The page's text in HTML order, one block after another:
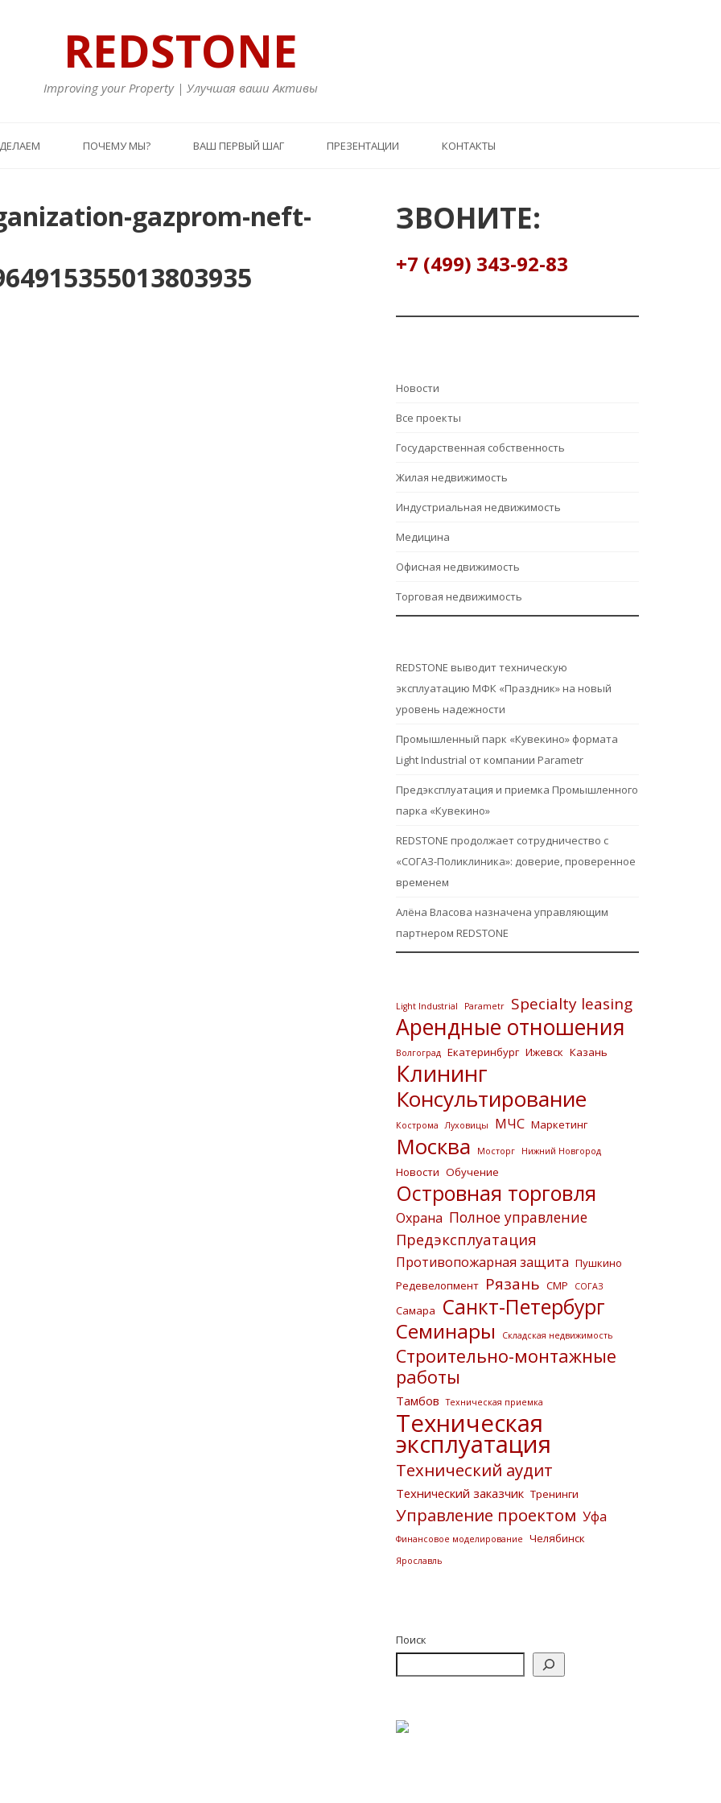
REDSTONE
Improving your Property | Улучшая ваши Активы
ПОЧЕМУ МЫ? ВАШ ПЕРВЫЙ ШАГ ПРЕЗЕНТАЦИИ КОНТАКТЫ
gazprom-neft-
ЗВОНИТЕ:
+7 (499) 343-92-83
Hовости
Все проекты
Государственная собственность
Жилая недвижимость
Индустриальная недвижимость
Медицина
Офисная недвижимость
Торговая недвижимость
REDSTONE выводит техническую
эксплуатацию МФК «Праздник» на новый
уровень надежности
Промышленный парк «Кувекино» формата
Light Industrial от компании Parametr
Предэксплуатация и приемка Промышленного
парка «Кувекино»
REDSTONE продолжает сотрудничество с
«СОГАЗ-Поликлиника»: доверие, проверенное
временем
Алёна Власова назначена управляющим
партнером REDSTONE
Light Industrial Parametr Specialty leasing
Арендные отношения
Волгоград Екатеринбург Ижевск Казань
Клининг
Консультирование
Кострома Луховицы МЧС Маркетинг
Москва Мосторг Нижний Новгород
Новости Обучение
Островная торговля
Охрана Полное управление
Предэксплуатация
Противопожарная защита Пушкино
Редевелопмент Рязань СМР СОГАЗ
Самара
Санкт-Петербург
Семинары
Складская недвижимость
Строительно-монтажные
работы
Тамбов Техническая приемка
Техническая
эксплуатация
Технический аудит
Технический заказчик Тренинги
Управление проектом Уфа
Финансовое моделирование Челябинск
Ярославль
Поиск